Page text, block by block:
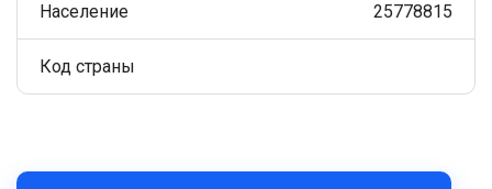
Население 25778815
Код страны